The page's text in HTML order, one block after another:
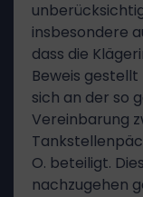
insbesondere
dass die
Beweis
sich an der so
Vereinbarung
O. beteiligt.
nachzugehen